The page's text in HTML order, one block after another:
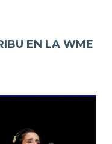
EN LA WME